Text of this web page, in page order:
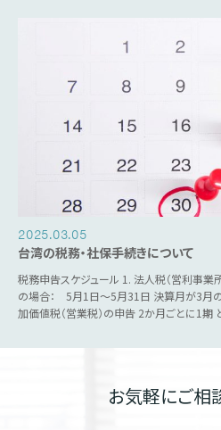
2025.03.05
台湾の税務・社保手続きについて
税務申告スケジュール 1. 法人税（営利事
の場合： 5月1日～5月31日 決算月が3
加価値税（営業税）の申告 2か月ごとに1期
お気軽にご相